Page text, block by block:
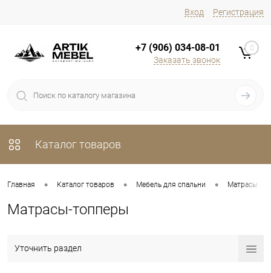
Вход Регистрация
+7 (906) 034-08-01
Заказать звонок
0
Каталог товаров
Главная • Каталог товаров • Мебель для спальни • Матрасы
Матрасы-топперы
Уточнить раздел